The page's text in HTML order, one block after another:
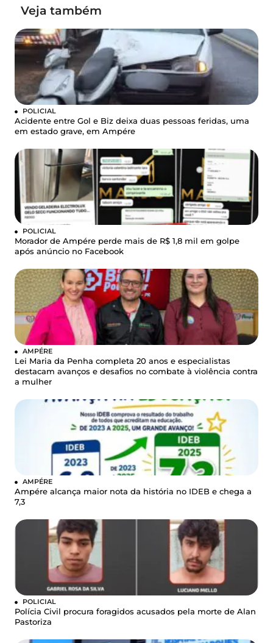
Veja também
POLICIAL
Acidente entre Gol e Biz deixa duas pessoas feridas, uma
em estado grave, em Ampére
POLICIAL
Morador de Ampére perde mais de R$ 1,8 mil em golpe
após anúncio no Facebook
AMPÉRE
Lei Maria da Penha completa 20 anos e especialistas
destacam avanços e desafios no combate à violência contra
a mulher
AMPÉRE
Ampére alcança maior nota da história no IDEB e chega a
7,3
POLICIAL
Polícia Civil procura foragidos acusados pela morte de Alan
Pastoriza